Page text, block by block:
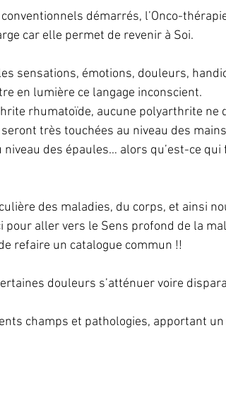
démarrés, l’Onco-
car elle permet de revenir à Soi.
sensations, émotions, douleurs,
en lumière ce langage inconscient.
rhumatoïde, aucune polyarthrite ne
très touchées au niveau des
niveau des épaules… alors qu’est-ce qui
des maladies, du corps, et ainsi
aller vers le Sens profond de la
refaire un catalogue commun !!
douleurs s’atténuer voire
champs et pathologies, apportant